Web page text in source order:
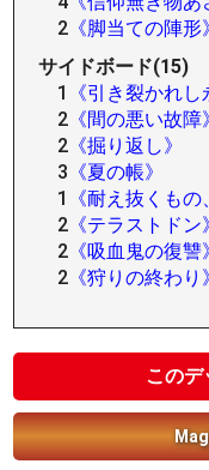
2 《脚当ての陣形》
サイドボード(15)
1
《引き裂かれ
2 《間の悪い故障》
2 《掘り返し》
3 《夏の帳》
1
《耐え抜くもの
2 《テラストドン》
2 《吸血鬼の復讐》
2 《狩りの終わり》
このデ